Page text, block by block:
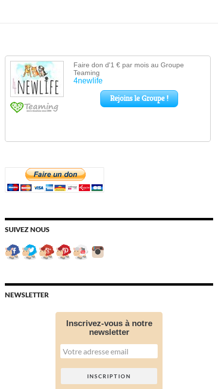
SUIVEZ NOUS
NEWSLETTER
Inscrivez-vous à notre
newsletter